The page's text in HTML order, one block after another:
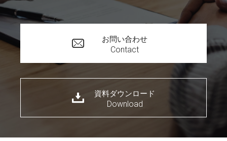
お問い合わせ
Contact
資料ダウンロード
Download